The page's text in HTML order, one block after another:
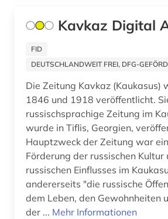
literaturwissenschaft (4)
lorraine (1)
los angeles (1)
lothringen (1)
luhansk (1)
lusitanistik (1)
luxemburg (2)
Kavkaz Digital
FID
DEUTSCHLANDWEIT FREI, DFG-
Die Zeitung Kavkaz (Kaukasus)
1846 und 1918 veröffentlicht.
russischsprachige Zeitung im
wurde in Tiflis, Georgien,
Hauptzweck der Zeitung war
Förderung der russischen Kultur
russischen Einflusses im
andererseits "die russische
dem Leben, den Gewohnheiten
der ... Mehr Informationen